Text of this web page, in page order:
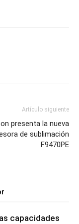
Artículo siguiente
presenta la nueva
de sublimación
F9470PE
capacidades